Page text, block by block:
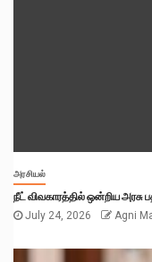
அரசியல்
நீட் விவகாரத்தில் ஒன்றிய அரசு
July 24, 2026
Agni